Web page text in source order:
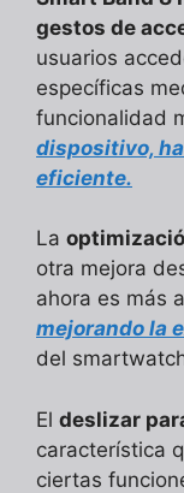
gestos de
usuarios
específicas
funcionalidad
dispositivo,
eficiente.
La
otra mejora
ahora es más
mejorando la
del
El deslizar
característica
ciertas